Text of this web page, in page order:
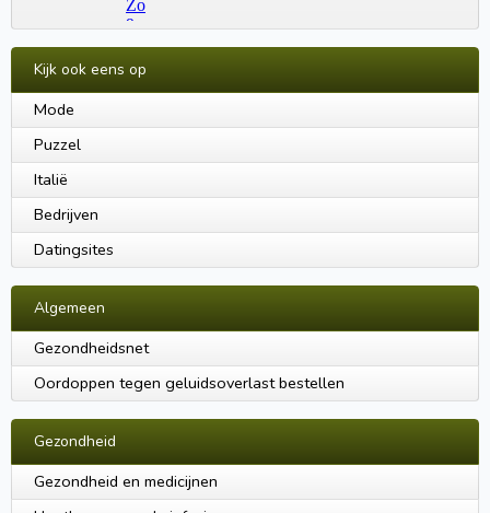
Kijk ook eens op
Mode
Puzzel
Italië
Bedrijven
Datingsites
Algemeen
Gezondheidsnet
Oordoppen tegen geluidsoverlast bestellen
Gezondheid
Gezondheid en medicijnen